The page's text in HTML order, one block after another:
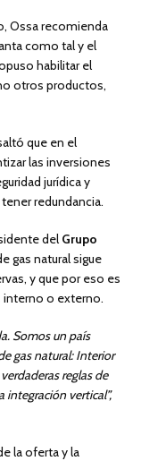
Ossa recomienda
como tal y el
habilitar el
otros productos,
que en el
las inversiones
jurídica y
redundancia.
del Grupo
gas natural sigue
y que por eso es
interno o externo.
Somos un país
gas natural: Interior
reglas de
integración vertical”,
la oferta y la